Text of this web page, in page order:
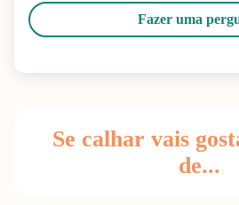
Fazer uma
Se calhar vais
de...